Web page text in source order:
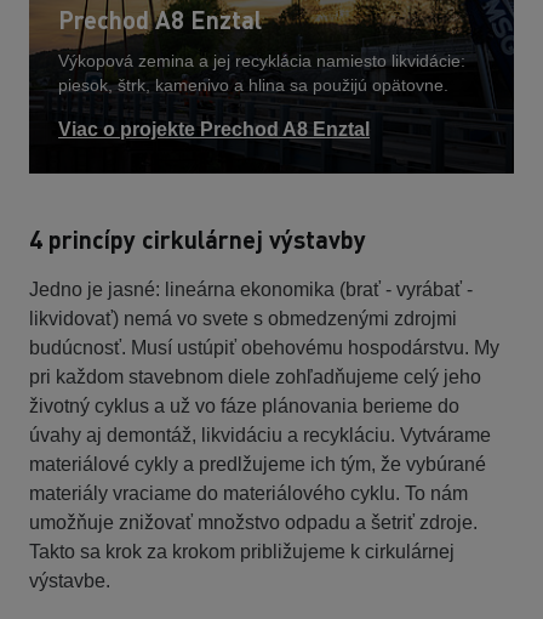
Prechod A8 Enztal
Výkopová zemina a jej recyklácia namiesto likvidácie:
piesok, štrk, kamenivo a hlina sa použijú opätovne.
Viac o projekte Prechod A8 Enztal
4 princípy cirkulárnej výstavby
Jedno je jasné: lineárna ekonomika (brať - vyrábať -
likvidovať) nemá vo svete s obmedzenými zdrojmi
budúcnosť. Musí ustúpiť obehovému hospodárstvu. My
pri každom stavebnom diele zohľadňujeme celý jeho
životný cyklus a už vo fáze plánovania berieme do
úvahy aj demontáž, likvidáciu a recykláciu. Vytvárame
materiálové cykly a predlžujeme ich tým, že vybúrané
materiály vraciame do materiálového cyklu. To nám
umožňuje znižovať množstvo odpadu a šetriť zdroje.
Takto sa krok za krokom približujeme k cirkulárnej
výstavbe.